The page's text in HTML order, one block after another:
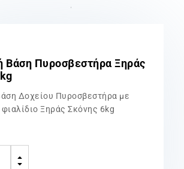
Βάση Πυροσβεστήρα Ξηράς
Δοχείου Πυροσβεστήρα με
Ξηράς Σκόνης 6kg
B
C